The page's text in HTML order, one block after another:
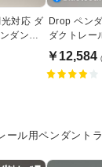
対応 ダ
ダント
Drop ペン
ダクトレー
60W相当 |
￥12,584
ール用ペンダント